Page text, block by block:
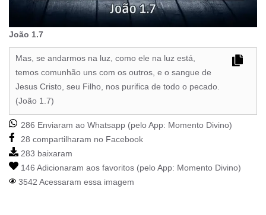
João 1.7
Mas, se andarmos na luz, como ele na luz está,
temos comunhão uns com os outros, e o sangue de
Jesus Cristo, seu Filho, nos purifica de todo o pecado.
(João 1.7)
286 Enviaram ao Whatsapp (pelo App: Momento Divino)
28 compartilharam no Facebook
283 baixaram
146 Adicionaram aos favoritos (pelo App: Momento Divino)
3542 Acessaram essa imagem